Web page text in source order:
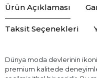
Ürün Açıklaması
Taksit Seçenekleri
Dünya moda devlerinin
premium kalitede